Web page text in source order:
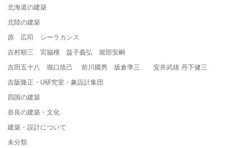
北海道の建築
北陸の建築
原 広司 シーラカンス
吉村順三 宮脇檀 益子義弘 堀部安嗣
吉田五十八 堀口捨己 前川國男 坂倉準三 安井武雄 丹下健三
吉阪隆正・U研究室・象設計集団
四国の建築
奈良の建築・文化
建築・設計について
未分類